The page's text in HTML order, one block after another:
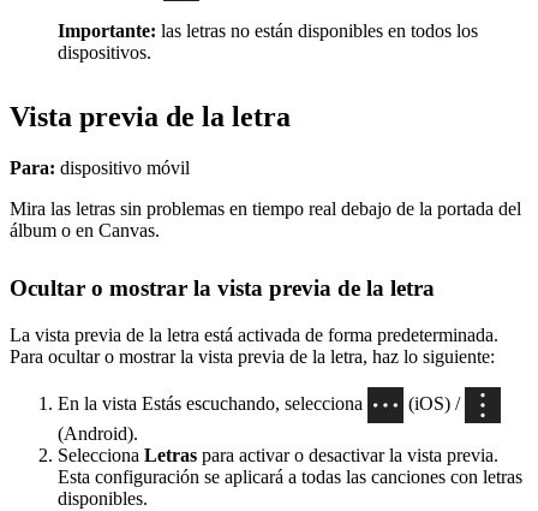
Importante: las letras no están disponibles en todos los
dispositivos.
Vista previa de la letra
Para: dispositivo móvil
Mira las letras sin problemas en tiempo real debajo de la portada del
álbum o en Canvas.
Ocultar o mostrar la vista previa de la letra
La vista previa de la letra está activada de forma predeterminada.
Para ocultar o mostrar la vista previa de la letra, haz lo siguiente:
En la vista Estás escuchando, selecciona
(iOS) /
(Android).
Selecciona Letras para activar o desactivar la vista previa.
Esta configuración se aplicará a todas las canciones con letras
disponibles.